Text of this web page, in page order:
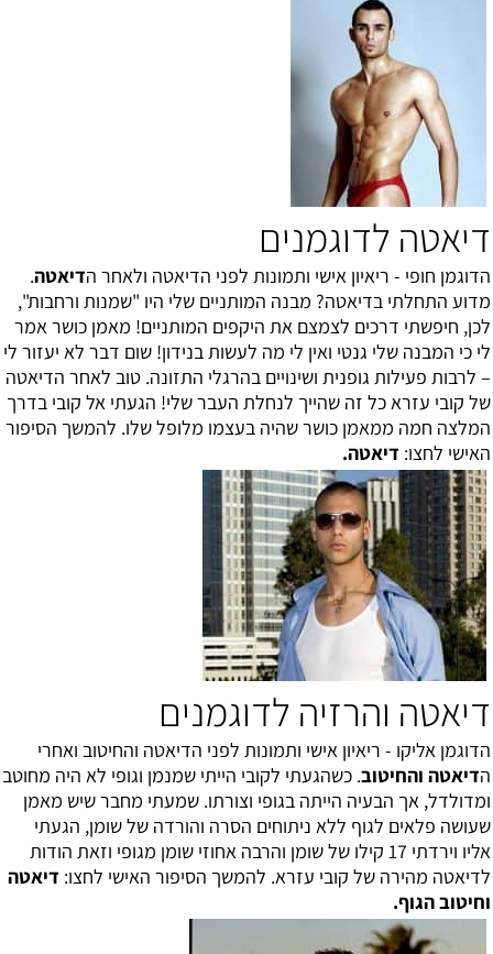
דיאטה לדוגמנים
הדוגמן חופי - ריאיון אישי ותמונות לפני הדיאטה ולאחר הדיאטה.
מדוע התחלתי בדיאטה? מבנה המותניים שלי היו "שמנות ורחבות",
לכן, חיפשתי דרכים לצמצם את היקפים המותניים! מאמן כושר אמר
לי כי המבנה שלי גנטי ואין לי מה לעשות בנידון! שום דבר לא יעזור לי
– לרבות פעילות גופנית ושינויים בהרגלי התזונה. טוב לאחר הדיאטה
של קובי עזרא כל זה שהייך לנחלת העבר שלי! הגעתי אל קובי בדרך
המלצה חמה ממאמן כושר שהיה בעצמו מלופל שלו. להמשך הסיפור
האישי לחצו: דיאטה.
דיאטה והרזיה לדוגמנים
הדוגמן אליקו - ריאיון אישי ותמונות לפני הדיאטה והחיטוב ואחרי
הדיאטה והחיטוב. כשהגעתי לקובי הייתי שמנמן וגופי לא היה מחוטב
ומדולדל, אך הבעיה הייתה בגופי וצורתו. שמעתי מחבר שיש מאמן
שעושה פלאים לגוף ללא ניתוחים הסרה והורדה של שומן, הגעתי
אליו וירדתי 17 קילו של שומן והרבה אחוזי שומן מגופי וזאת הודות
לדיאטה מהירה של קובי עזרא. להמשך הסיפור האישי לחצו: דיאטה
וחיטוב הגוף.